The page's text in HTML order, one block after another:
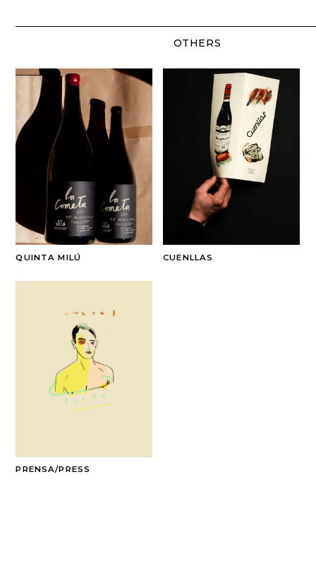
OTHERS
QUINTA MILÚ CUENLLAS
PRENSA/PRESS